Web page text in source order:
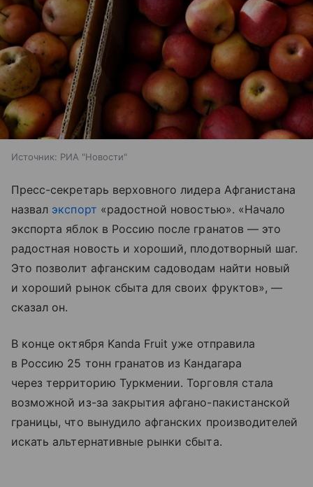
Источник: РИА "Новости"
Пресс-секретарь верховного лидера Афганистана
назвал экспорт «радостной новостью». «Начало
экспорта яблок в Россию после гранатов — это
радостная новость и хороший, плодотворный шаг.
Это позволит афганским садоводам найти новый
и хороший рынок сбыта для своих фруктов», —
сказал он.
В конце октября Kanda Fruit уже отправила
в Россию 25 тонн гранатов из Кандагара
через территорию Туркмении. Торговля стала
возможной из-за закрытия афгано-пакистанской
границы, что вынудило афганских производителей
искать альтернативные рынки сбыта.